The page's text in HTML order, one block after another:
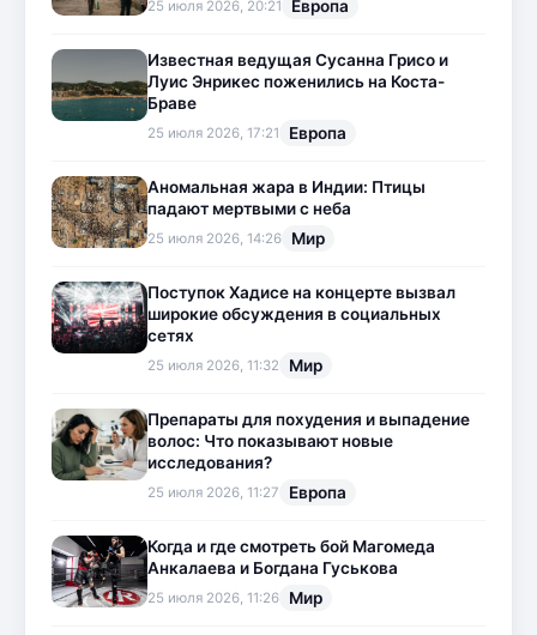
25 июля 2026, 20:21 Европа
Известная ведущая Сусанна Грисо и
Луис Энрикес поженились на Коста-
Браве
25 июля 2026, 17:21 Европа
Аномальная жара в Индии: Птицы
падают мертвыми с неба
25 июля 2026, 14:26 Мир
Поступок Хадисе на концерте вызвал
широкие обсуждения в социальных
сетях
25 июля 2026, 11:32 Мир
Препараты для похудения и выпадение
волос: Что показывают новые
исследования?
25 июля 2026, 11:27 Европа
Когда и где смотреть бой Магомеда
Анкалаева и Богдана Гуськова
25 июля 2026, 11:26 Мир